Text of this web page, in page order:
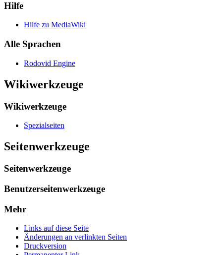
Hilfe
Hilfe zu MediaWiki
Alle Sprachen
Rodovid Engine
Wikiwerkzeuge
Wikiwerkzeuge
Spezialseiten
Seitenwerkzeuge
Seitenwerkzeuge
Benutzerseitenwerkzeuge
Mehr
Links auf diese Seite
Änderungen an verlinkten Seiten
Druckversion